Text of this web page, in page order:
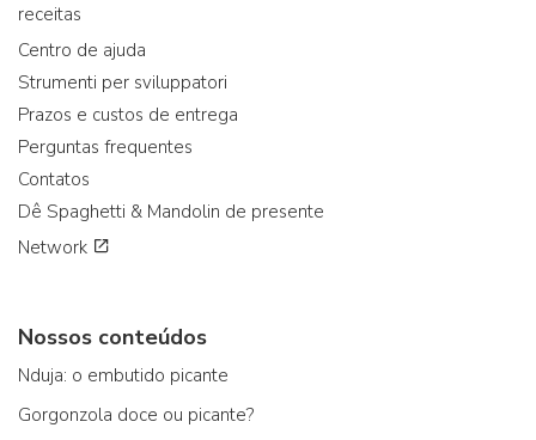
receitas
Centro de ajuda
Strumenti per sviluppatori
Prazos e custos de entrega
Perguntas frequentes
Contatos
Dê Spaghetti & Mandolin de presente
Network
Nossos conteúdos
Nduja: o embutido picante
Gorgonzola doce ou picante?